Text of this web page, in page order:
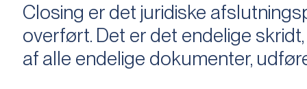
Closing er det juridiske
overført. Det er det endelige
af alle endelige dokumenter,